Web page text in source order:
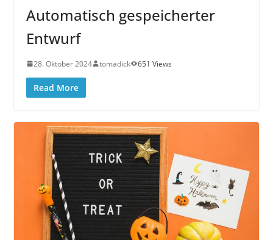
Automatisch gespeicherter
Entwurf
28. Oktober 2024 tomadick 651 Views
Read More